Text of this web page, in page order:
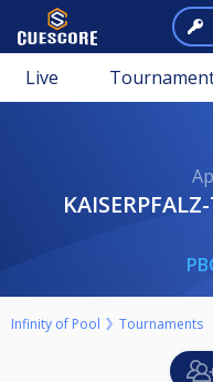
Live
Infinity of Pool Tournaments